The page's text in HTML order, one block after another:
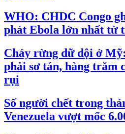
WHO: CHDC Congo
phát Ebola lớn nhất từ
Cháy rừng dữ dội ở
phải sơ tán, hàng trăm
rụi
Số người chết trong
Venezuela vượt mốc